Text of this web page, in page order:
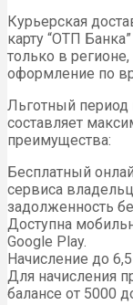
Курьерская
карту “ОТП
только в
оформление по
Льготный период
составляет
преимущества:
Бесплатный
сервиса
задолженность
Доступна
Google Play.
Начисление до
Для начисления
балансе от 5000